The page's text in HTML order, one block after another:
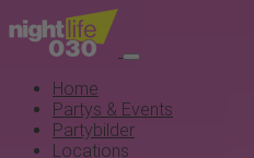
Home
Partys & Events
Partybilder
Locations